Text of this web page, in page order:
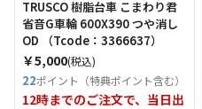
TRUSCO 樹脂台車 こまわり君
省音G車輪 600X390 つや消し
OD （Tcode：3366637）
￥5,000(税込)
22ポイント（特典ポイント含む）
12時までのご注文で、当日出